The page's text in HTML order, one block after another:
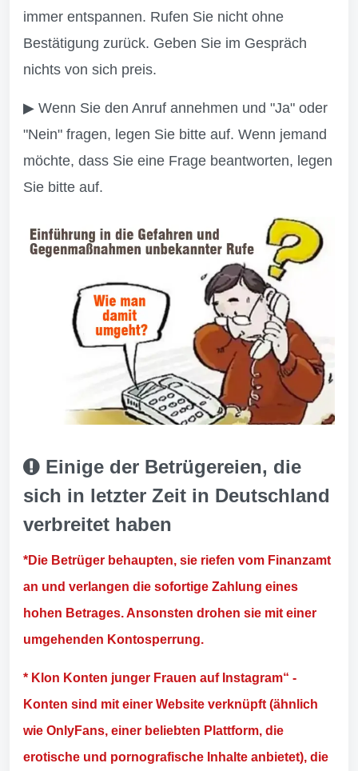
immer entspannen. Rufen Sie nicht ohne
Bestätigung zurück. Geben Sie im Gespräch
nichts von sich preis.
▶ Wenn Sie den Anruf annehmen und "Ja" oder
"Nein" fragen, legen Sie bitte auf. Wenn jemand
möchte, dass Sie eine Frage beantworten, legen
Sie bitte auf.
Einige der Betrügereien, die
sich in letzter Zeit in Deutschland
verbreitet haben
*Die Betrüger behaupten, sie riefen vom Finanzamt
an und verlangen die sofortige Zahlung eines
hohen Betrages. Ansonsten drohen sie mit einer
umgehenden Kontosperrung.
* Klon Konten junger Frauen auf Instagram“ -
Konten sind mit einer Website verknüpft (ähnlich
wie OnlyFans, einer beliebten Plattform, die
erotische und pornografische Inhalte anbietet), die